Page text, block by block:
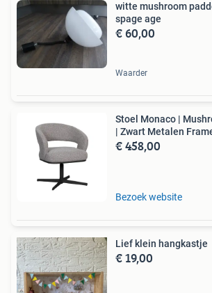
witte mushroom
spage age
€ 60,00
Waarder
Stoel Monaco |
| Zwart Metalen
€ 458,00
Bezoek website
Lief klein hangkastje
€ 19,00